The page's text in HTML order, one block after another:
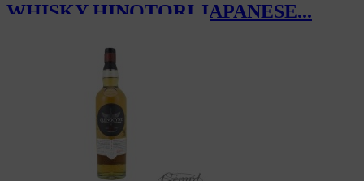
WHISKY HINOTORI JAPANESE...